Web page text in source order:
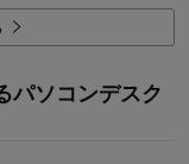
パソコンデスク